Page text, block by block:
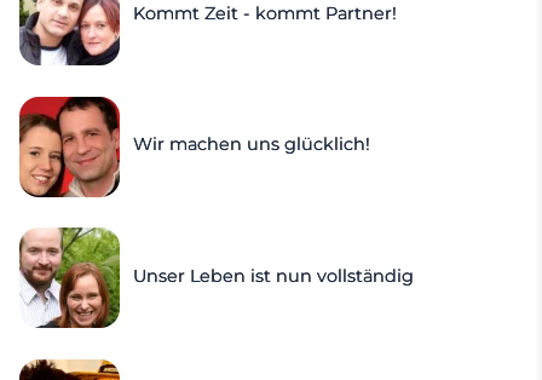
Kommt Zeit - kommt Partner!
Wir machen uns glücklich!
Unser Leben ist nun vollständig